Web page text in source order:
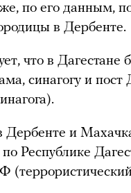
по его данным,
в Дербенте.
что в Дагестане
синагогу и
Дербенте и
Республике